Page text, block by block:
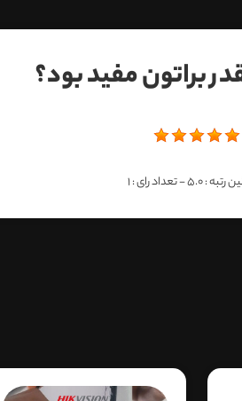
براتون مفید بود؟
رتبه :5.0- تعداد رای :1